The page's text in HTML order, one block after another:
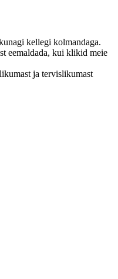
kellegi kolmandaga.
eemaldada, kui klikid meie
ja tervislikumast